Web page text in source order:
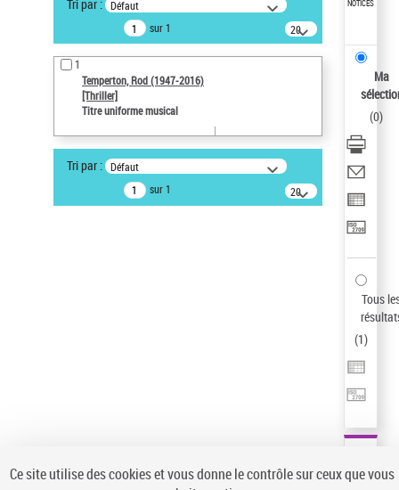
Recherche avancée dans les
notices d’autorité
Œuvres liées à l'auteur :
Temperton, Rod (1947-2016)
Auteur d’œuvre
Statut de la notice d’autorité
Notice élémentaire
Type de notice d'autorité
Tri par : Défaut
sur 1
20
résultats/page
1
Temperton, Rod (1947-2016)
[Thriller]
Titre uniforme musical
Tri par : Défaut
sur 1
20
résultats/page
NOTICES
Ma
(0)
Tous
(1)
Ce site utilise des cookies et vous donne le contrôle sur ceux que vous